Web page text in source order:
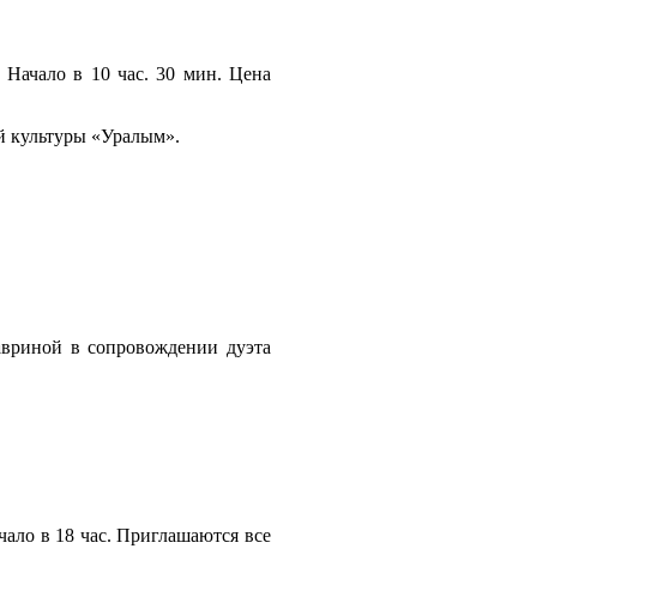
в 10 час. 30 мин. Цена
культуры «Уралым».
в сопровождении дуэта
в 18 час. Приглашаются все